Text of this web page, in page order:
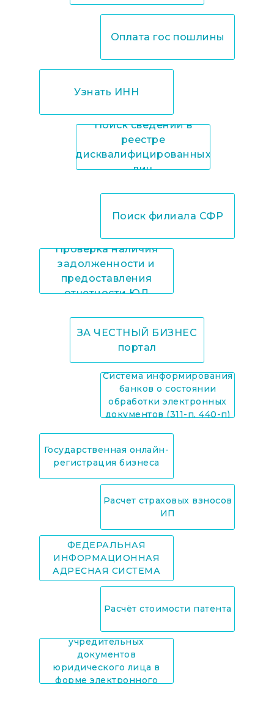
Узнать ИНН
Оплата гос пошлины
Поиск сведений в
реестре
дисквалифицированных
лиц
Поиск филиала СФР
Проверка наличия
задолженности и
предоставления
отчетности ЮЛ
ЗА ЧЕСТНЫЙ БИЗНЕС
портал
Система информирования
банков о состоянии
обработки электронных
документов (311-п, 440-п)
Государственная онлайн-
регистрация бизнеса
Расчет страховых взносов
ИП
ФЕДЕРАЛЬНАЯ
ИНФОРМАЦИОННАЯ
АДРЕСНАЯ СИСТЕМА
Расчёт стоимости патента
Предоставление копий
учредительных
документов
юридического лица в
форме электронного